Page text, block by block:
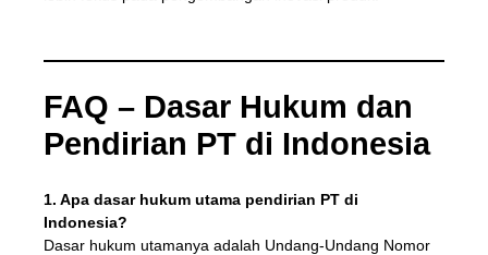
FAQ – Dasar Hukum dan
Pendirian PT di Indonesia
1. Apa dasar hukum utama pendirian PT di
Indonesia?
Dasar hukum utamanya adalah Undang-Undang Nomor